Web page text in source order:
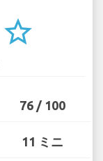
star_border
76 / 100
11 ミニ